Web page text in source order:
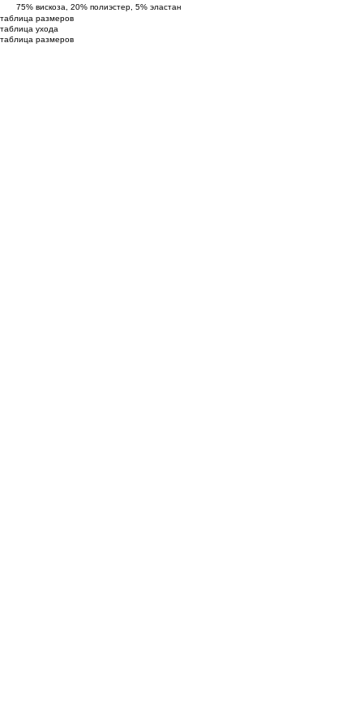
75% вискоза, 20% полиэстер, 5% эластан
таблица размеров
таблица ухода
таблица размеров